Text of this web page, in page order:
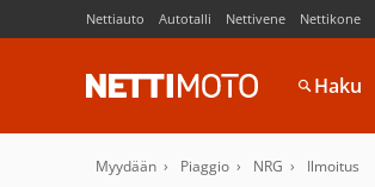
Nettiauto Autotalli Nettivene Nettikone
Haku
Myydään Piaggio NRG Ilmoitus